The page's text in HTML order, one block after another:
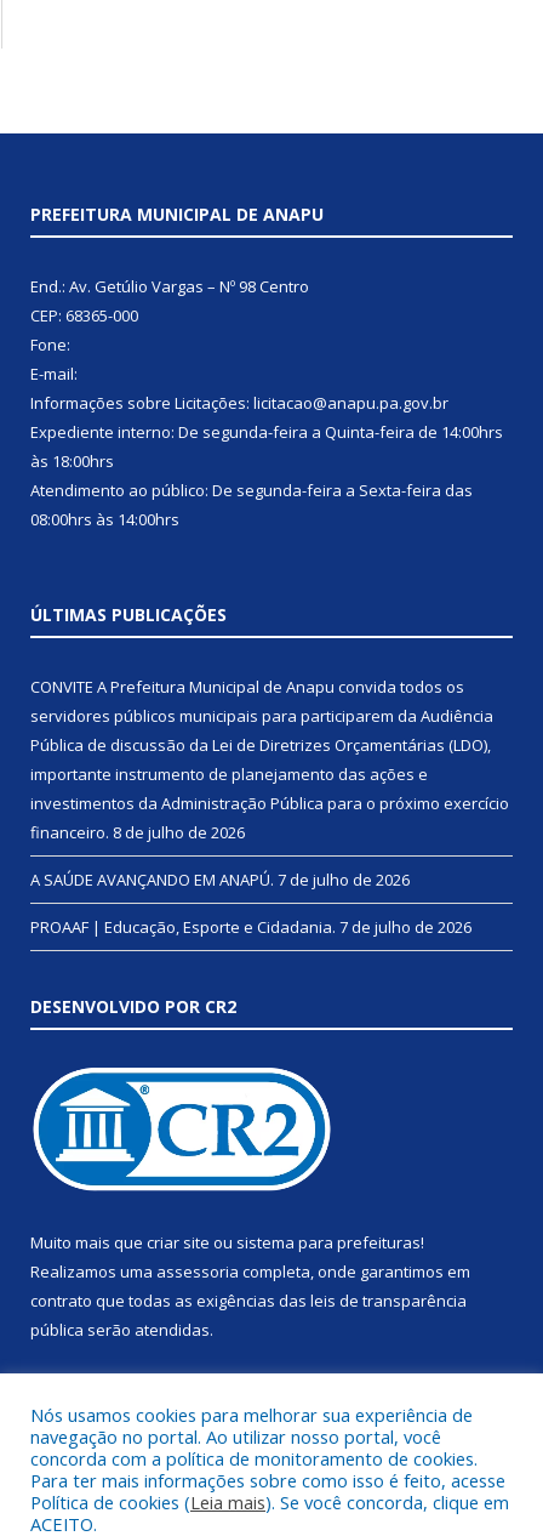
PREFEITURA MUNICIPAL DE ANAPU
End.: Av. Getúlio Vargas – Nº 98 Centro
CEP: 68365-000
Fone:
E-mail:
Informações sobre Licitações: licitacao@anapu.pa.gov.br
Expediente interno: De segunda-feira a Quinta-feira de 14:00hrs
às 18:00hrs
Atendimento ao público: De segunda-feira a Sexta-feira das
08:00hrs às 14:00hrs
ÚLTIMAS PUBLICAÇÕES
CONVITE A Prefeitura Municipal de Anapu convida todos os
servidores públicos municipais para participarem da Audiência
Pública de discussão da Lei de Diretrizes Orçamentárias (LDO),
importante instrumento de planejamento das ações e
investimentos da Administração Pública para o próximo exercício
financeiro. 8 de julho de 2026
A SAÚDE AVANÇANDO EM ANAPÚ. 7 de julho de 2026
PROAAF | Educação, Esporte e Cidadania. 7 de julho de 2026
DESENVOLVIDO POR CR2
Muito mais que criar site ou sistema para prefeituras!
Realizamos uma assessoria completa, onde garantimos em
contrato que todas as exigências das leis de transparência
pública serão atendidas.
Todos os direitos reservados a Prefeitura Municipal de Anapu.
Nós usamos cookies para melhorar sua experiência de
navegação no portal. Ao utilizar nosso portal, você
concorda com a política de monitoramento de cookies.
Para ter mais informações sobre como isso é feito, acesse
Política de cookies (Leia mais). Se você concorda, clique em
ACEITO.